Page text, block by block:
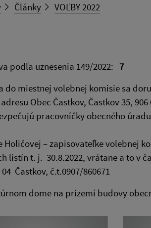
Články VOĽBY 2022
podľa uznesenia 149/2022: 7
do miestnej volebnej komisie sa
Obec Častkov, Častkov 35, 906
pracovníčky obecného
– zapisovateľke volebnej
t. j. 30.8.2022, vrátane a to v
Častkov, č.t.0907/860671
dome na prízemí budovy